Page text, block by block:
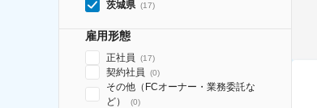
茨城県 (17)
雇用形態
正社員 (17)
契約社員 (0)
その他（FCオーナー・業務委託な
ど）
(0)